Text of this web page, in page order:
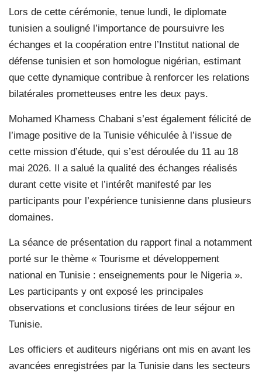
Lors de cette cérémonie, tenue lundi, le diplomate
tunisien a souligné l’importance de poursuivre les
échanges et la coopération entre l’Institut national de
défense tunisien et son homologue nigérian, estimant
que cette dynamique contribue à renforcer les relations
bilatérales prometteuses entre les deux pays.
Mohamed Khamess Chabani s’est également félicité de
l’image positive de la Tunisie véhiculée à l’issue de
cette mission d’étude, qui s’est déroulée du 11 au 18
mai 2026. Il a salué la qualité des échanges réalisés
durant cette visite et l’intérêt manifesté par les
participants pour l’expérience tunisienne dans plusieurs
domaines.
La séance de présentation du rapport final a notamment
porté sur le thème « Tourisme et développement
national en Tunisie : enseignements pour le Nigeria ».
Les participants y ont exposé les principales
observations et conclusions tirées de leur séjour en
Tunisie.
Les officiers et auditeurs nigérians ont mis en avant les
avancées enregistrées par la Tunisie dans les secteurs